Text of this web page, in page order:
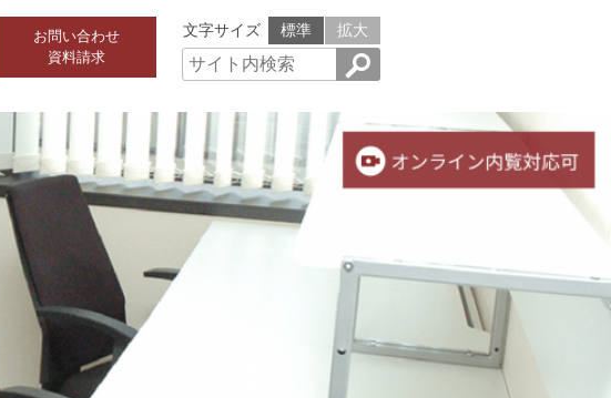
お問い合わせ
資料請求
文字サイズ 標準 拡大